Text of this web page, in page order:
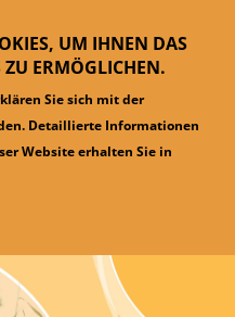
UM IHNEN DAS
ZU ERMÖGLICHEN.
Sie sich mit der
Detaillierte Informationen
Website erhalten Sie in